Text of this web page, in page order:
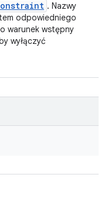
. Nazwy
odpowiedniego
warunek wstępny
wyłączyć